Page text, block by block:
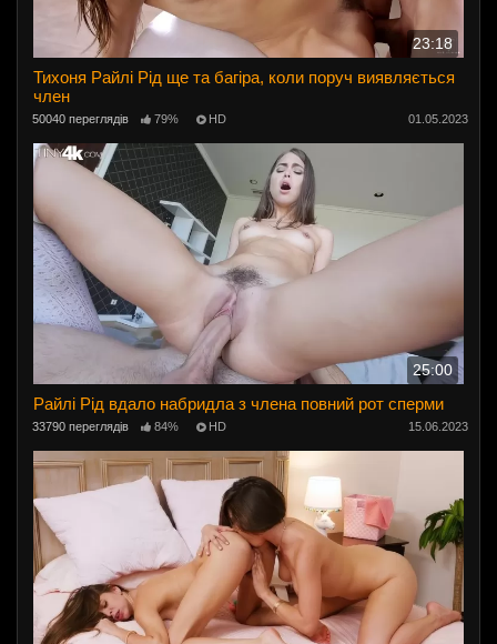
23:18
Тихоня Райлі Рід ще та багіра, коли поруч виявляється
член
50040 переглядів 79% HD 01.05.2023
25:00
Райлі Рід вдало набридла з члена повний рот сперми
33790 переглядів 84% HD 15.06.2023